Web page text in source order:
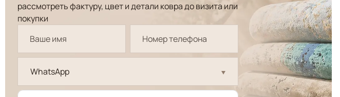
рассмотреть фактуру, цвет и детали ковра до визита или
покупки
WhatsApp